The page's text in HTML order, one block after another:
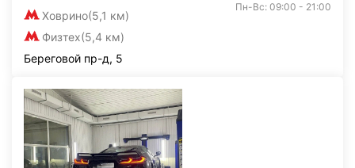
Ховрино(5,1 км)
Физтех(5,4 км)
Пн-Вс: 09:00 - 21:00
Береговой пр-д, 5